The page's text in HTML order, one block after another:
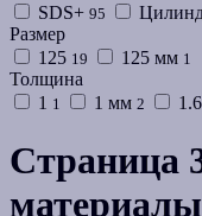
SDS+ 95
Размер
125 19 125 мм 1
Толщина
1 1 1 мм 2
Страница
материалы